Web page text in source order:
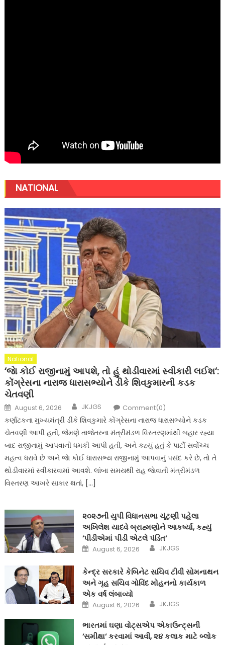
NATIONAL
National
‘જાે કોઈ રાજીનામું આપશે, તો હું થોડીવારમાં સ્વીકારી લઈશ‘:
કોંગ્રેસના નારાજ ધારાસભ્યોને ડીકે શિવકુમારની કડક
ચેતવણી
Posted
on
August 6, 2026 Author
JKJGS Comment(0)
કર્ણાટકના મુખ્યમંત્રી ડીકે શિવકુમારે કોંગ્રેસના નારાજ ધારાસભ્યોને કડક
ચેતવણી આપી હતી, જેમણે તાજેતરના મંત્રીમંડળ વિસ્તરણમાંથી બહાર રહ્યા
બાદ રાજીનામું આપવાની ધમકી આપી હતી, અને કહ્યું હતું કે પાર્ટી સર્વોચ્ચ
મહત્વ ધરાવે છે અને જાે કોઈ ધારાસભ્ય રાજીનામું આપવાનું પસંદ કરે છે, તો તે
થોડીવારમાં સ્વીકારવામાં આવશે. લાંબા સમયથી રાહ જાેવાતી મંત્રીમંડળ
વિસ્તરણ આખરે સાકાર થતાં, […]
૨૦૨૭ની યુપી વિધાનસભા ચૂંટણી પહેલા
અખિલેશ યાદવે બ્રાહ્મણોને આકર્ષ્યા, કહ્યું
‘પીડીએમાં પીડી એટલે પંડિત‘
Posted
on
August 6, 2026 Author
JKJGS
કેન્દ્ર સરકારે કેબિનેટ સચિવ ટીવી સોમનાથન
અને ગૃહ સચિવ ગોવિંદ મોહનનો કાર્યકાળ
એક વર્ષ લંબાવ્યો
Posted
on
August 6, 2026 Author
JKJGS
ભારતમાં ઘણા વોટ્સએપ એકાઉન્ટ્સની
‘સમીક્ષા‘ કરવામાં આવી, ૨૪ કલાક માટે બ્લોક